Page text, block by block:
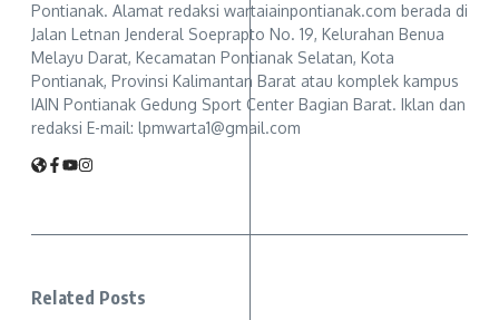
Pontianak. Alamat redaksi wartaiainpontianak.com berada di
Jalan Letnan Jenderal Soeprapto No. 19, Kelurahan Benua
Melayu Darat, Kecamatan Pontianak Selatan, Kota
Pontianak, Provinsi Kalimantan Barat atau komplek kampus
IAIN Pontianak Gedung Sport Center Bagian Barat. Iklan dan
redaksi E-mail: lpmwarta1@gmail.com
Related Posts